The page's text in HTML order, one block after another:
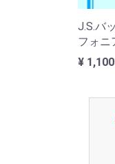
J.S.バ
フォニ
¥ 1,100